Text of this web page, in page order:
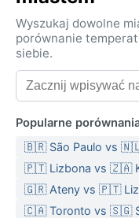
Wyszukaj dowolne
porównanie
siebie.
Popularne
🇧🇷 São Paulo vs
🇵🇹 Lizbona vs 🇿🇦
🇬🇷 Ateny vs 🇵🇹
🇨🇦 Toronto vs 🇸🇬